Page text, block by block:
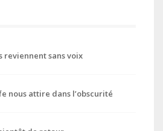
reviennent sans voix
nous attire dans l’obscurité